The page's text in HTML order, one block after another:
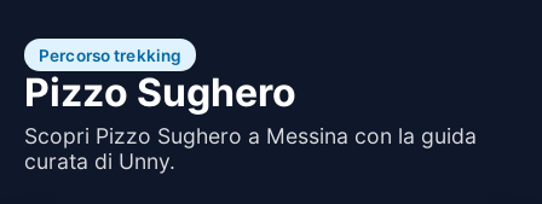
Percorso trekking
Pizzo Sughero
Scopri Pizzo Sughero a Messina con la guida
curata di Unny.